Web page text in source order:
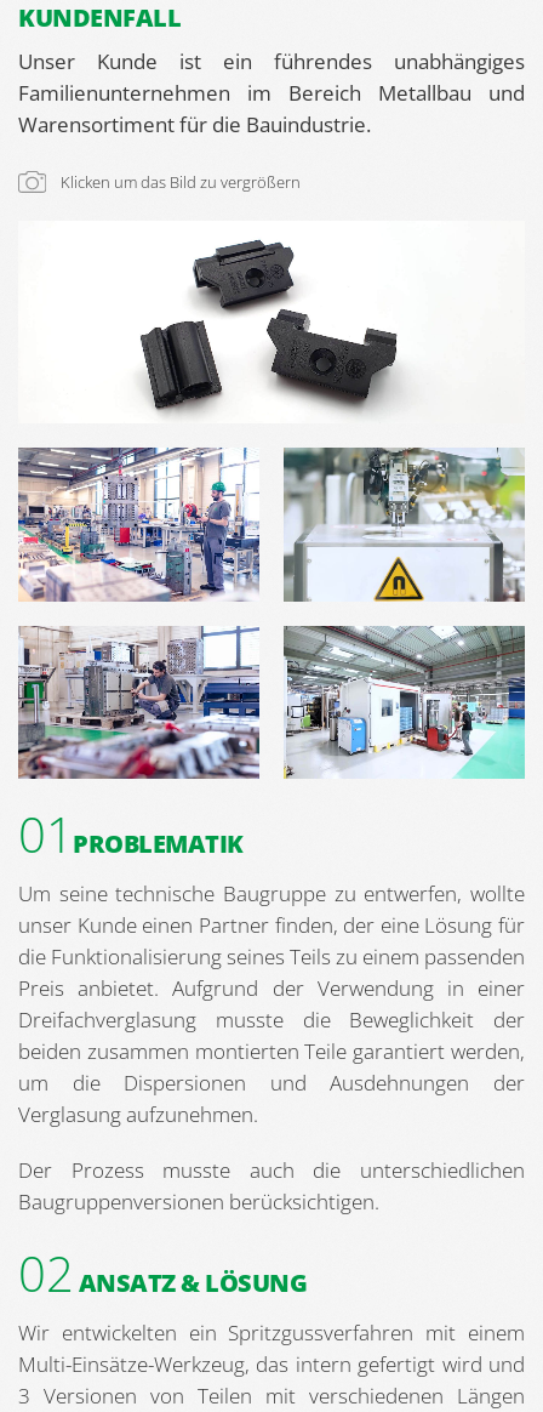
KUNDENFALL
Unser Kunde ist ein führendes unabhängiges
Familienunternehmen im Bereich Metallbau und
Warensortiment für die Bauindustrie.
Klicken um das Bild zu vergrößern
01 PROBLEMATIK
Um seine technische Baugruppe zu entwerfen, wollte
unser Kunde einen Partner finden, der eine Lösung für
die Funktionalisierung seines Teils zu einem passenden
Preis anbietet. Aufgrund der Verwendung in einer
Dreifachverglasung musste die Beweglichkeit der
beiden zusammen montierten Teile garantiert werden,
um die Dispersionen und Ausdehnungen der
Verglasung aufzunehmen.
Der Prozess musste auch die unterschiedlichen
Baugruppenversionen berücksichtigen.
02 ANSATZ & LÖSUNG
Wir entwickelten ein Spritzgussverfahren mit einem
Multi-Einsätze-Werkzeug, das intern gefertigt wird und
3 Versionen von Teilen mit verschiedenen Längen